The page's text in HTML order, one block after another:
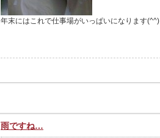
年末にはこれで仕事場がいっぱいになります(^^)
雨ですね…